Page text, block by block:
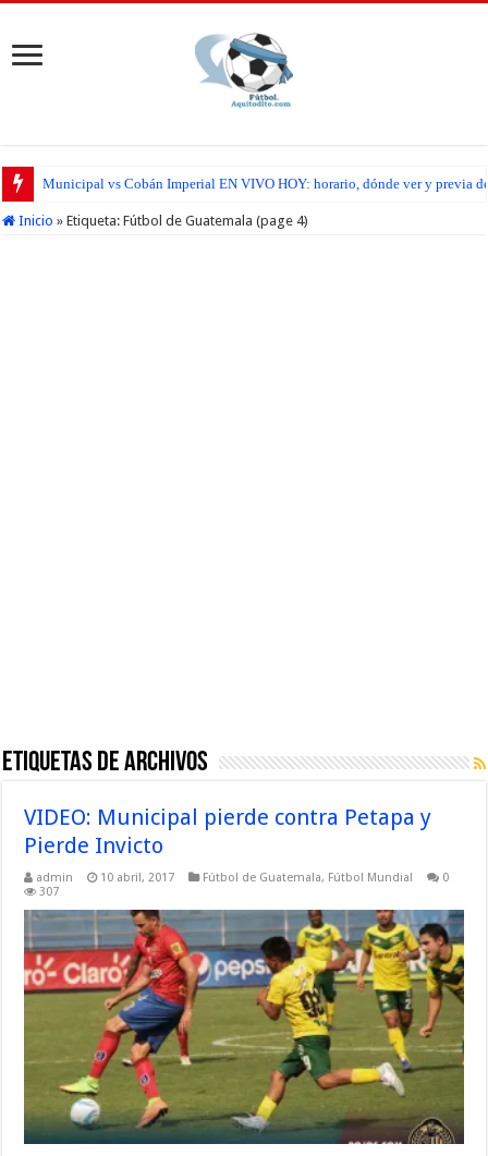
Municipal vs Cobán Imperial EN VIVO HOY: horario, dónde ver y previa
Inicio » Etiqueta:Fútbol de Guatemala (page 4)
Etiquetas de Archivos
VIDEO: Municipal pierde contra Petapa y
Pierde Invicto
admin 10 abril, 2017 Fútbol de Guatemala, Fútbol Mundial
0
307